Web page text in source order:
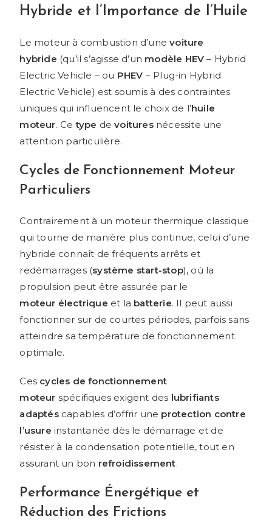
Hybride et l’Importance de l’Huile
Le moteur à combustion d’unevoiture
hybride (qu’il s’agisse d’un modèle HEV – Hybrid
Electric Vehicle – ou PHEV – Plug-in Hybrid
Electric Vehicle) est soumis à des contraintes
uniques qui influencent le choix de l’huile
moteur. Cetype devoituresnécessite une
attention particulière.
Cycles de Fonctionnement Moteur
Particuliers
Contrairement à un moteur thermique classique
qui tourne de manière plus continue, celui d’une
hybride connaît de fréquents arrêts et
redémarrages (système start-stop), où la
propulsion peut être assurée par le
moteur électrique et la batterie. Il peut aussi
fonctionner sur de courtes périodes, parfois sans
atteindre sa température de fonctionnement
optimale.
Ces cycles de fonctionnement
moteur spécifiques exigent des lubrifiants
adaptéscapables d’offrir une protection contre
l’usure instantanée dès le démarrage et de
résister à la condensation potentielle, tout en
assurant un bon refroidissement.
Performance Énergétique et
Réduction des Frictions